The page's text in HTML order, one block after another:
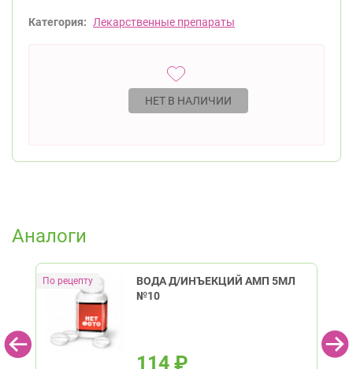
Категория: Лекарственные препараты
НЕТ В НАЛИЧИИ
Аналоги
ВОДА Д/ИНЪЕКЦИЙ АМП 5МЛ
№10
114 ₽